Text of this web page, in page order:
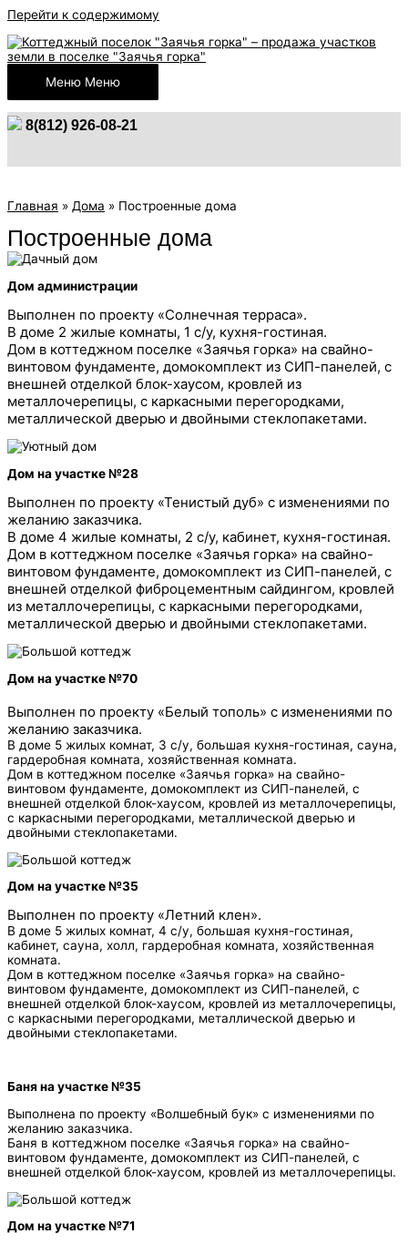
Перейти к содержимому
Меню Меню
8(812) 926-08-21
Главная » Дома » Построенные дома
Построенные дома
Дом администрации
Выполнен по проекту «Солнечная терраса».
В доме 2 жилые комнаты, 1 с/у, кухня-гостиная.
Дом в коттеджном поселке «Заячья горка» на свайно-
винтовом фундаменте, домокомплект из СИП-панелей, с
внешней отделкой блок-хаусом, кровлей из
металлочерепицы, с каркасными перегородками,
металлической дверью и двойными стеклопакетами.
Дом на участке №28
Выполнен по проекту «Тенистый дуб» с изменениями по
желанию заказчика.
В доме 4 жилые комнаты, 2 с/у, кабинет, кухня-гостиная.
Дом в коттеджном поселке «Заячья горка» на свайно-
винтовом фундаменте, домокомплект из СИП-панелей, с
внешней отделкой фиброцементным сайдингом, кровлей
из металлочерепицы, с каркасными перегородками,
металлической дверью и двойными стеклопакетами.
Дом на участке №70
Выполнен по проекту «Белый тополь» с изменениями по
желанию заказчика.
В доме 5 жилых комнат, 3 с/у, большая кухня-гостиная, сауна,
гардеробная комната, хозяйственная комната.
Дом в коттеджном поселке «Заячья горка» на свайно-
винтовом фундаменте, домокомплект из СИП-панелей, с
внешней отделкой блок-хаусом, кровлей из металлочерепицы,
с каркасными перегородками, металлической дверью и
двойными стеклопакетами.
Дом на участке №35
Выполнен по проекту «Летний клен».
В доме 5 жилых комнат, 4 с/у, большая кухня-гостиная,
кабинет, сауна, холл, гардеробная комната, хозяйственная
комната.
Дом в коттеджном поселке «Заячья горка» на свайно-
винтовом фундаменте, домокомплект из СИП-панелей, с
внешней отделкой блок-хаусом, кровлей из металлочерепицы,
с каркасными перегородками, металлической дверью и
двойными стеклопакетами.
Баня на участке №35
Выполнена по проекту «Волшебный бук» с изменениями по
желанию заказчика.
Баня в коттеджном поселке «Заячья горка» на свайно-
винтовом фундаменте, домокомплект из СИП-панелей, с
внешней отделкой блок-хаусом, кровлей из металлочерепицы.
Дом на участке №71